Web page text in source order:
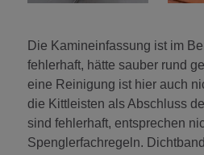
Die Kamineinfassung ist im
fehlerhaft, hätte sauber rund
eine Reinigung ist hier auch
die Kittleisten als Abschluss
sind fehlerhaft, entsprechen
Spenglerfachregeln.